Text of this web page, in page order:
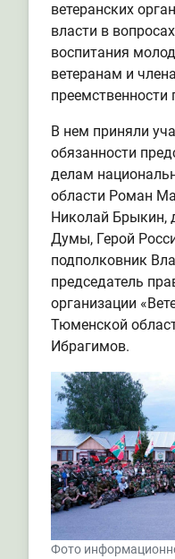
ветеранских
власти в
воспитания
ветеранам и
преемственности
В нем приняли
обязанности
делам
области Роман
Николай Брыкин,
Думы, Герой
подполковник
председатель
организации
Тюменской
Ибрагимов.
Фото